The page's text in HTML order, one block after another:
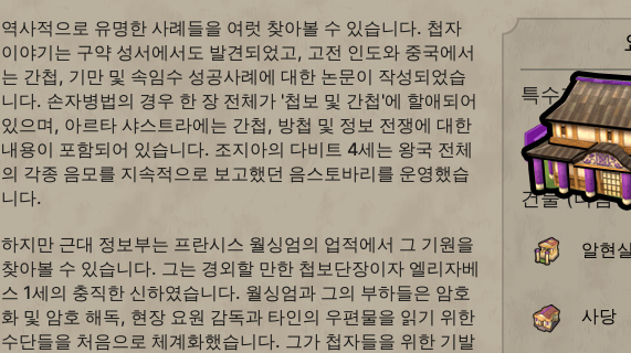
역사적으로 유명한 사례들을 여럿 찾아볼 수 있습니다. 첩자
이야기는 구약 성서에서도 발견되었고, 고전 인도와 중국에서
는 간첩, 기만 및 속임수 성공사례에 대한 논문이 작성되었습
니다. 손자병법의 경우 한 장 전체가 '첩보 및 간첩'에 할애되어
있으며, 아르타 샤스트라에는 간첩, 방첩 및 정보 전쟁에 대한
내용이 포함되어 있습니다. 조지아의 다비트 4세는 왕국 전체
의 각종 음모를 지속적으로 보고했던 음스토바리를 운영했습
니다.
하지만 근대 정보부는 프란시스 월싱엄의 업적에서 그 기원을
찾아볼 수 있습니다. 그는 경외할 만한 첩보단장이자 엘리자베
스 1세의 충직한 신하였습니다. 월싱엄과 그의 부하들은 암호
화 및 암호 해독, 현장 요원 감독과 타인의 우편물을 읽기 위한
수단들을 처음으로 체계화했습니다. 그가 첩자들을 위한 기발
특수지구
정부
건물 (다음
알현실
사당